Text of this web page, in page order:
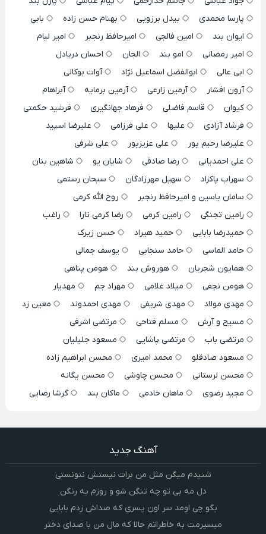
پارسا محمدی
بیدل برزویی بهنام حسن زاده
بابی
ایوان بند
امین فالجی امیرحافظ رنجبر
امیر لیام
امیر رمضانی
امو بند الجان
احسان دریادل
ابی عالی
ابوالفضل اسماعیل نژاد
آوات بوکانی
آرون افشار
آرمین زارعی آرمین برمایه
آبراهام
کیوان
قاسم فاضلی فرهاد جهانگیری
فرشید حکمتی
فرشاد آزادی
علیها علی فرزامی
علیرضا اسپید
علیرضا رحیم پور
علی عزیزپور
علی شرفی
علی احمدیانی
رضا صادقی شایان یو
شاهین بنان
سهراب پاکزاد
سهیل مهرزادگان
سبحان رستمی
سامان یاسین و امیرحافظ رنجبر
روح الله کرمی
رامین تجنگی
رامین کرمی رضا کرمی تارا
راغب
حمیدرضا بابایی
حمید هیراد
حسن زیرک
حامد الماسی
حامد سنجابی
یوسف جمالی
همایون شجریان
هوروش بند
هومن پناهی
هومن نجفی
میلاد غلامی مهراد جم
مهدیار
مهدی مولاد
مهدی شریفی مهدی احمدوند
معین زد
مسیح و آرش
مسلم فتاحی
مرتضی اشرفی
مرتضی باب
مرتضی پاشایی
مسعود جلیلیان
مسعود صادقلو
محمد امیری
محسن ابراهیم زاده
محسن لرستانی
محسن چاوشی
محسن یگانه
مجید رضوی
ماهان خادمی ماکان بند گرشا رضایی
آهنگ جدید
شنیدم میگن مثل من برات نیستش نتونستی
دل مه بی تو چه تنگن شو و روزم یه رنگن
بگو چی اومد سر اون پسری که صداش زدم بابایی
میسپرمت به خاطراتم حالا که مال من با صدای دختر